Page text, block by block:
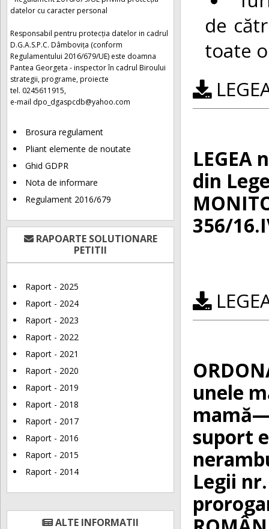
datelor cu caracter personal
Responsabil pentru protecția datelor in cadrul
D.G.A.S.P.C. Dâmbovița (conform
Regulamentului 2016/679/UE) este doamna
Pantea Georgeta - inspector în cadrul Biroului
strategii, programe, proiecte
tel. 0245611915,
e-mail dpo_dgaspcdb@yahoo.com
Brosura regulament
Pliant elemente de noutate
Ghid GDPR
Nota de informare
Regulament 2016/679
RAPOARTE SOLUTIONARE
PETITII
Raport - 2025
Raport - 2024
Raport - 2023
Raport - 2022
Raport - 2021
Raport - 2020
Raport - 2019
Raport - 2018
Raport - 2017
Raport - 2016
Raport - 2015
Raport - 2014
ALTE INFORMATII
de
toate
LEGEA
din
356/
unele
suport
Legii